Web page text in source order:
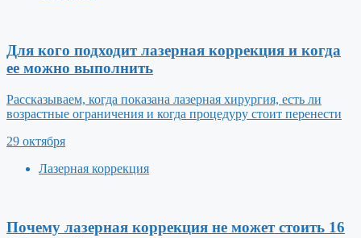
Для кого подходит лазерная коррекция и когда
ее можно выполнить
Рассказываем, когда показана лазерная хирургия, есть ли
возрастные ограничения и когда процедуру стоит перенести
29 октября
Лазерная коррекция
Почему лазерная коррекция не может стоить 16